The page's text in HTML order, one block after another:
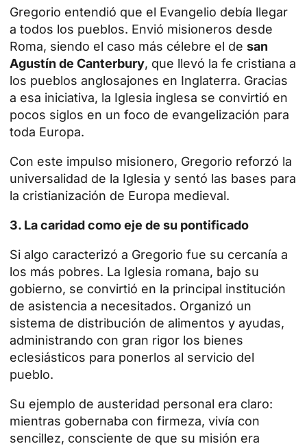
Gregorio entendió que el Evangelio debía llegar
a todos los pueblos. Envió misioneros desde
Roma, siendo el caso más célebre el de san
Agustín de Canterbury, que llevó la fe cristiana a
los pueblos anglosajones en Inglaterra. Gracias
a esa iniciativa, la Iglesia inglesa se convirtió en
pocos siglos en un foco de evangelización para
toda Europa.
Con este impulso misionero, Gregorio reforzó la
universalidad de la Iglesia y sentó las bases para
la cristianización de Europa medieval.
3. La caridad como eje de su pontificado
Si algo caracterizó a Gregorio fue su cercanía a
los más pobres. La Iglesia romana, bajo su
gobierno, se convirtió en la principal institución
de asistencia a necesitados. Organizó un
sistema de distribución de alimentos y ayudas,
administrando con gran rigor los bienes
eclesiásticos para ponerlos al servicio del
pueblo.
Su ejemplo de austeridad personal era claro:
mientras gobernaba con firmeza, vivía con
sencillez, consciente de que su misión era